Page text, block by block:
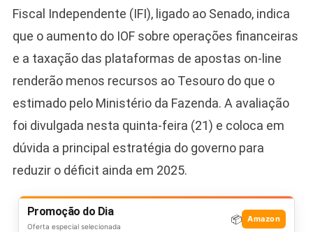
Fiscal Independente (IFI), ligado ao Senado, indica
que o aumento do IOF sobre operações financeiras
e a taxação das plataformas de apostas on-line
renderão menos recursos ao Tesouro do que o
estimado pelo Ministério da Fazenda. A avaliação
foi divulgada nesta quinta-feira (21) e coloca em
dúvida a principal estratégia do governo para
reduzir o déficit ainda em 2025.
Promoção do Dia
Oferta especial selecionada
📦 Amazon